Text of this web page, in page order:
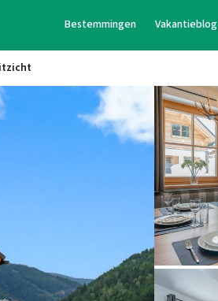
Bestemmingen Vakantieblog